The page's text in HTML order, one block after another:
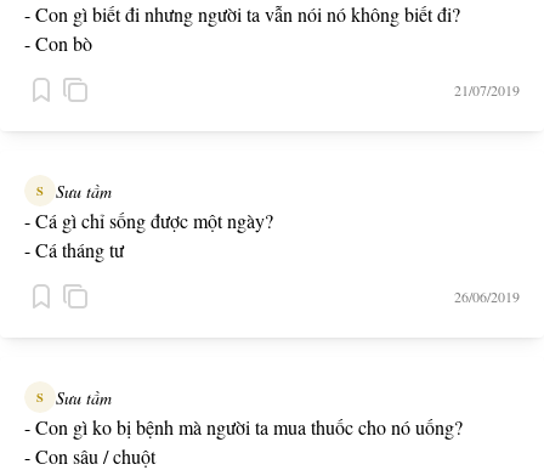
- Con gì biết đi nhưng người ta vẫn nói nó không biết đi?
- Con bò
21/07/2019
S Sưu tầm
- Cá gì chỉ sống được một ngày?
- Cá tháng tư
26/06/2019
S Sưu tầm
- Con gì ko bị bệnh mà người ta mua thuốc cho nó uống?
- Con sâu / chuột